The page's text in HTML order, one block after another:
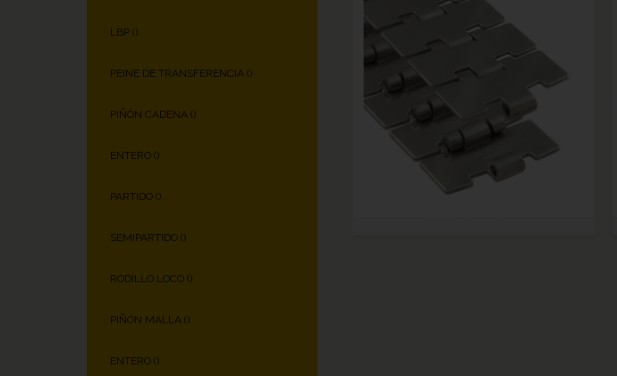
LBP ()
PEINE DE TRANSFERENCIA ()
PIÑÓN CADENA ()
ENTERO ()
PARTIDO ()
SEMIPARTIDO ()
RODILLO LOCO ()
PIÑÓN MALLA ()
ENTERO ()